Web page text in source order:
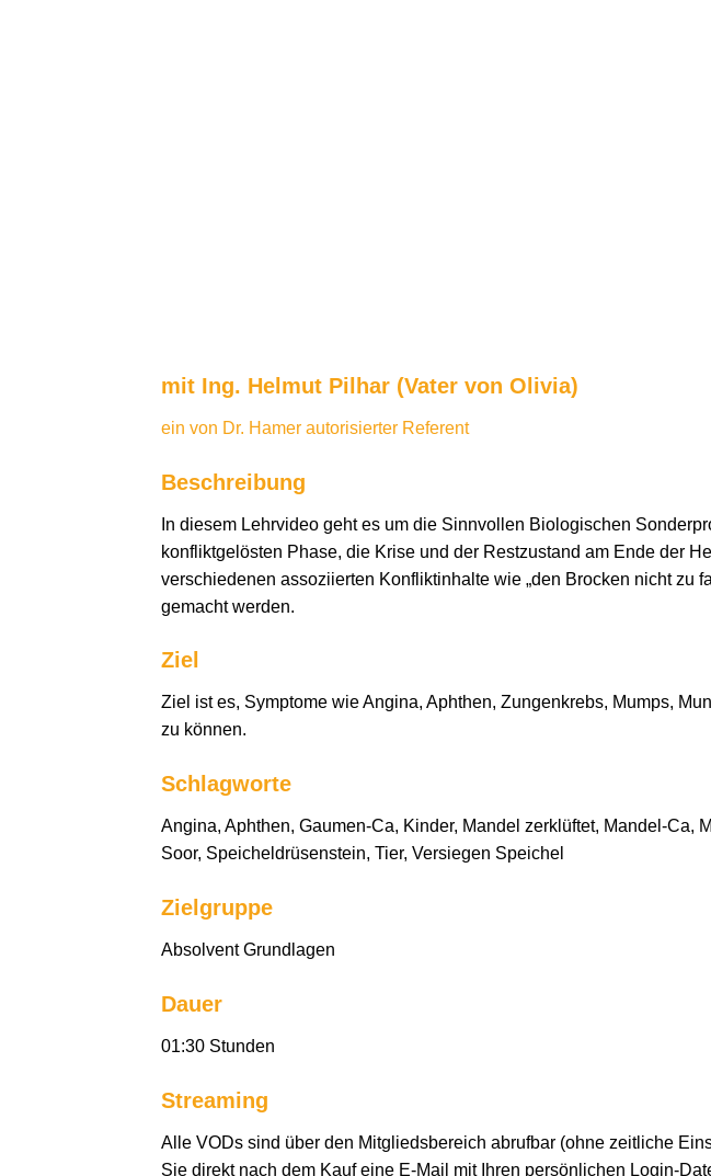
mit Ing. Helmut Pilhar (Vater von Olivia)
ein von Dr. Hamer autorisierter Referent
Beschreibung
In diesem Lehrvideo geht es um die Sinnvollen Biologischen
konfliktgelösten Phase, die Krise und der Restzustand am Ende der
verschiedenen assoziierten Konfliktinhalte wie „den Brocken nicht zu
gemacht werden.
Ziel
Ziel ist es, Symptome wie Angina, Aphthen, Zungenkrebs, Mumps,
zu können.
Schlagworte
Angina, Aphthen, Gaumen-Ca, Kinder, Mandel zerklüftet, Mandel-
Soor, Speicheldrüsenstein, Tier, Versiegen Speichel
Zielgruppe
Absolvent Grundlagen
Dauer
01:30 Stunden
Streaming
Alle VODs sind über den Mitgliedsbereich abrufbar (ohne zeitliche
Sie direkt nach dem Kauf eine E-Mail mit Ihren persönlichen Login-